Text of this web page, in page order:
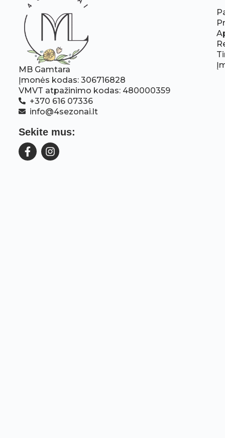
MB Gamtara
Įmonės kodas: 306716828
VMVT atpažinimo kodas: 480000359
+370 616 07336
info@4sezonai.lt
Sekite mus: